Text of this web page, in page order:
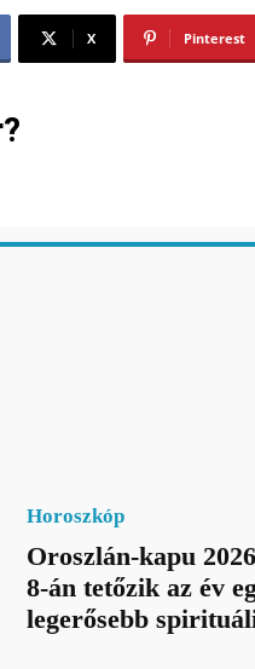
X Pinterest
Horoszkóp
Oroszlán-kapu
8-án tetőzik az év
legerősebb